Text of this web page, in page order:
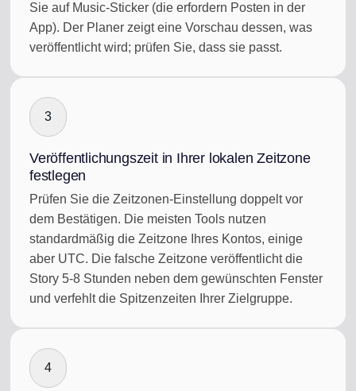
Sie auf Music-Sticker (die erfordern Posten in der
App). Der Planer zeigt eine Vorschau dessen, was
veröffentlicht wird; prüfen Sie, dass sie passt.
3
Veröffentlichungszeit in Ihrer lokalen Zeitzone
festlegen
Prüfen Sie die Zeitzonen-Einstellung doppelt vor
dem Bestätigen. Die meisten Tools nutzen
standardmäßig die Zeitzone Ihres Kontos, einige
aber UTC. Die falsche Zeitzone veröffentlicht die
Story 5-8 Stunden neben dem gewünschten Fenster
und verfehlt die Spitzenzeiten Ihrer Zielgruppe.
4